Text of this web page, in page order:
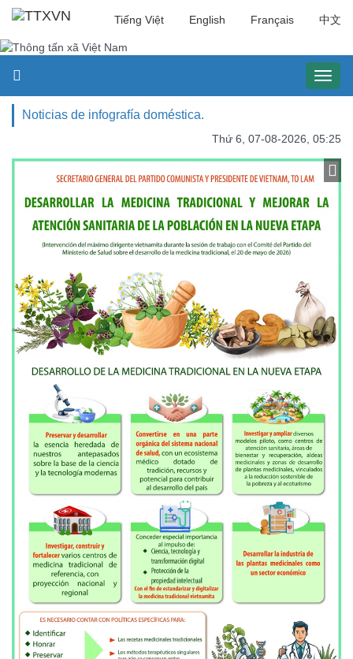
Tiếng Việt English Français 中文
Noticias de infografía doméstica.
Thứ 6, 07-08-2026, 05:25